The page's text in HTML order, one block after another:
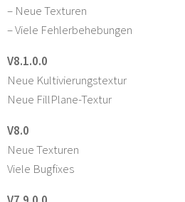
– Neue Texturen
– Viele Fehlerbehebungen
V8.1.0.0
Neue Kultivierungstextur
Neue FillPlane-Textur
V8.0
Neue Texturen
Viele Bugfixes